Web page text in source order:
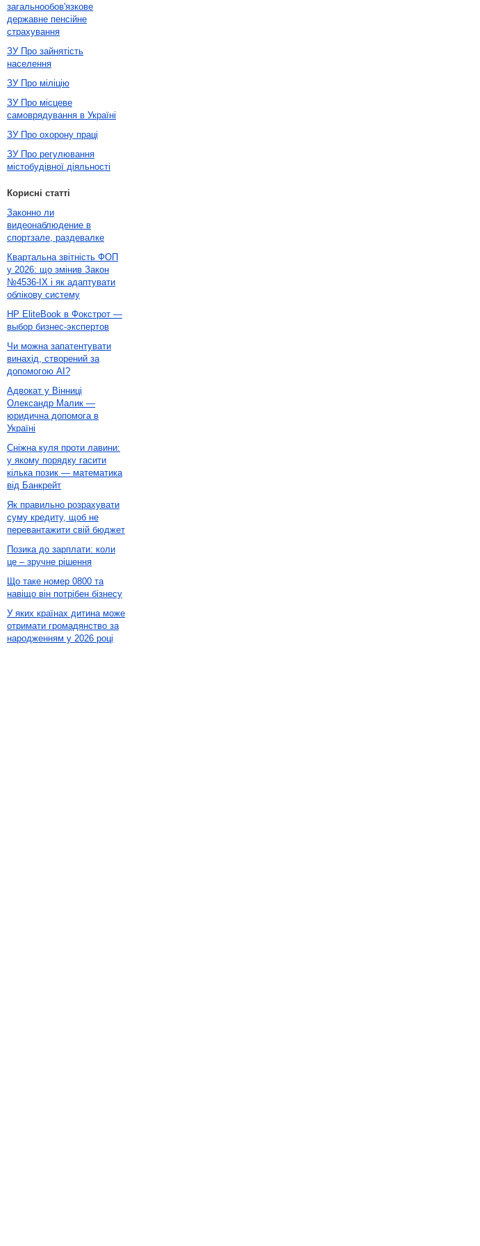
загальнообов'язкове
державне пенсійне
страхування
ЗУ Про зайнятість
населення
ЗУ Про міліцію
ЗУ Про місцеве
самоврядування в Україні
ЗУ Про охорону праці
ЗУ Про регулювання
містобудівної діяльності
Корисні статті
Законно ли
видеонаблюдение в
спортзале, раздевалке
Квартальна звітність ФОП
у 2026: що змінив Закон
№4536-IX і як адаптувати
облікову систему
HP EliteBook в Фокстрот —
выбор бизнес-экспертов
Чи можна запатентувати
винахід, створений за
допомогою AI?
Адвокат у Вінниці
Олександр Малик —
юридична допомога в
Україні
Сніжна куля проти лавини:
у якому порядку гасити
кілька позик — математика
від Банкрейт
Як правильно розрахувати
суму кредиту, щоб не
перевантажити свій бюджет
Позика до зарплати: коли
це – зручне рішення
Що таке номер 0800 та
навіщо він потрібен бізнесу
У яких країнах дитина може
отримати громадянство за
народженням у 2026 році